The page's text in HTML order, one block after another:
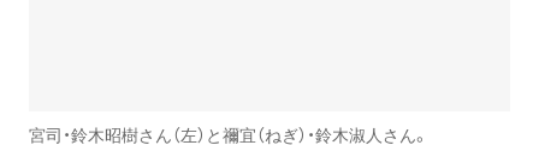
宮司・鈴木昭樹さん（左）と禰宜（ねぎ）・鈴木淑人さん。